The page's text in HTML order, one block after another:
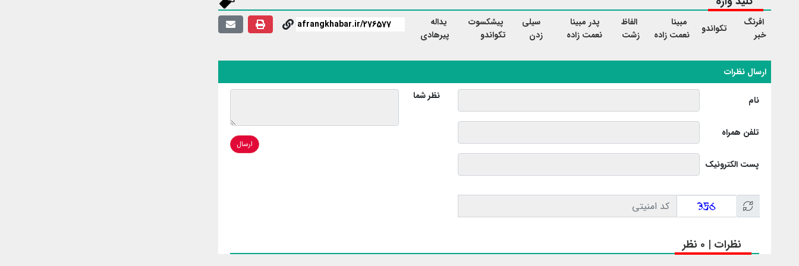
افرنگ
خبر
تکواندو
مبینا
نعمت زاده
الفاظ
زشت
پدر مبینا
نعمت زاده
سیلی
زدن
پیشکسوت
تکواندو
یداله
پیرهادی
ارسال نظرات
نام
تلفن همراه
پست الکترونیک
نظر شما
ارسال
نظرات | 0 نظر